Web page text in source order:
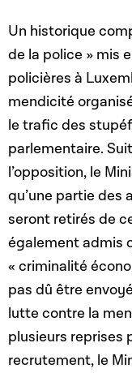
Un historique
de la police » mis
policières à
mendicité
le trafic des
parlementaire.
l’opposition, le
qu’une partie des
seront retirés de
également admis
« criminalité
pas dû être
lutte contre la
plusieurs reprises
recrutement, le